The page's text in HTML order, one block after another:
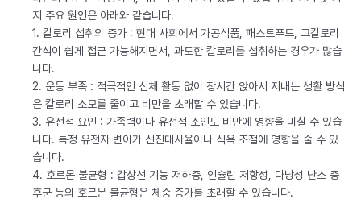
지 주요 원인은 아래와 같습니다.
1. 칼로리 섭취의 증가 : 현대 사회에서 가공식품, 패스트푸드, 고칼로리
간식이 쉽게 접근 가능해지면서, 과도한 칼로리를 섭취하는 경우가 많습
니다.
2. 운동 부족 : 적극적인 신체 활동 없이 장시간 앉아서 지내는 생활 방식
은 칼로리 소모를 줄이고 비만을 초래할 수 있습니다.
3. 유전적 요인 : 가족력이나 유전적 소인도 비만에 영향을 미칠 수 있습
니다. 특정 유전자 변이가 신진대사율이나 식욕 조절에 영향을 줄 수 있
습니다.
4. 호르몬 불균형 : 갑상선 기능 저하증, 인슐린 저항성, 다낭성 난소 증
후군 등의 호르몬 불균형은 체중 증가를 초래할 수 있습니다.